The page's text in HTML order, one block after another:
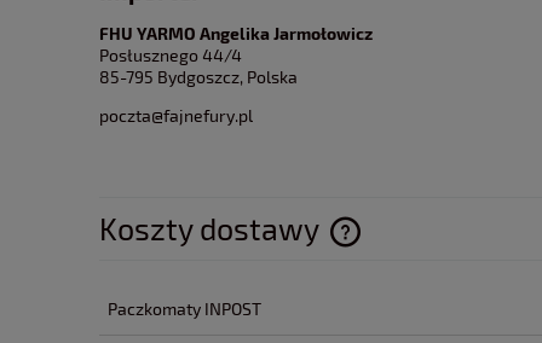
FHU YARMO Angelika Jarmołowicz
Posłusznego 44/4
85-795 Bydgoszcz, Polska
poczta@fajnefury.pl
Koszty dostawy
Paczkomaty INPOST